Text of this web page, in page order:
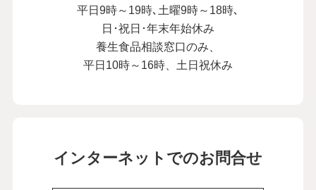
平日9時～19時､土曜9時～18時､
日･祝日･年末年始休み
養生食品相談窓口のみ、
平日10時～16時、土日祝休み
インターネットでのお問合せ